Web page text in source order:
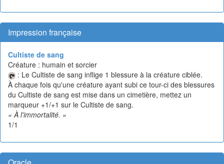
Impression française
Cultiste de sang
Créature : humain et sorcier
: Le Cultiste de sang inflige 1 blessure à la créature ciblée.
À chaque fois qu'une créature ayant subi ce tour-ci des blessures
du Cultiste de sang est mise dans un cimetière, mettez un
marqueur +1/+1 sur le Cultiste de sang.
« À l'immortalité. »
1/1